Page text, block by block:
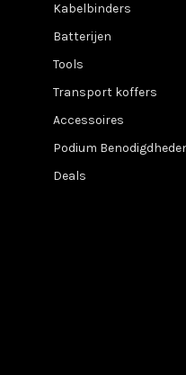
Kabelbinders
Batterijen
Tools
Transport koffers
Accessoires
Podium
Deals